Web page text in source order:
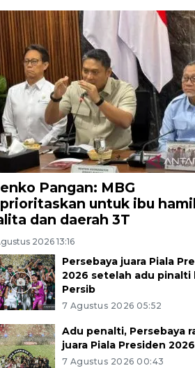
Pangan: MBG
untuk ibu
dan daerah 3T
2026 13:16
Persebaya juara Piala
2026 setelah adu pinalti
Persib
7 Agustus 2026 05:52
Adu penalti, Persebaya
juara Piala Presiden 2026
7 Agustus 2026 00:43